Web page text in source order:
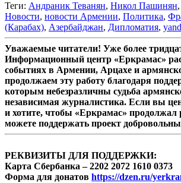
Теги: Андраник Теванян, Никол Пашинян,
Новости, новости Армении, Политика,
(Карабах), Азербайджан, Дипломатия,
Уважаемые читатели! Уже более
Информационный центр «Еркрамас»
событиях в Армении, Арцахе и
продолжаем эту работу благодаря
которым небезразличны судьба
независимая журналистика. Если вы
и хотите, чтобы «Еркрамас» продолжал
можете поддержать проект
РЕКВИЗИТЫ ДЛЯ ПОДДЕРЖКИ:
Карта Сбербанка – 2202 2072 1610 0373
Форма для донатов https://dzen.ru/